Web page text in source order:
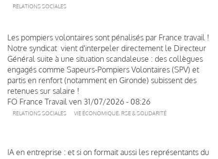
RELATIONS SOCIALES
Les pompiers volontaires sont pénalisés par France travail !
Notre syndicat vient d'interpeler directement le Directeur
Général suite à une situation scandaleuse : des collègues
engagés comme Sapeurs-Pompiers Volontaires (SPV) et
partis en renfort (notamment en Gironde) subissent des
retenues sur salaire !
FO France Travail ven 31/07/2026 - 08:26
RELATIONS SOCIALES VIE ÉCONOMIQUE, RSE & SOLIDARITÉ
IA en entreprise : et si on formait aussi les représentants du